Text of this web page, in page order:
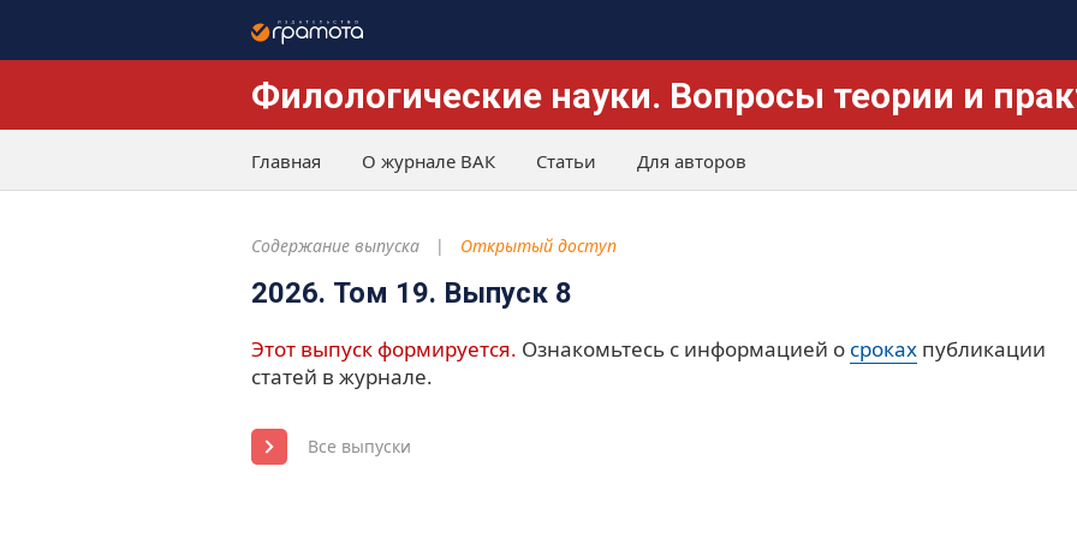
Филологические науки. Вопросы теории и
Главная О журнале ВАК Статьи Для авторов
Содержание выпуска Открытый доступ
2026. Том 19. Выпуск 8
Этот выпуск формируется. Ознакомьтесь с информацией о сроках публикации
статей в журнале.
Все выпуски